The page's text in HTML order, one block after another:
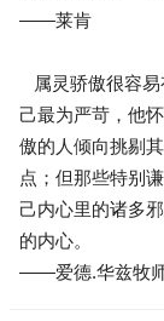
——莱肯
属灵骄傲很容易
己最为严苛，他
傲的人倾向挑剔
点；但那些特别
己内心里的诸多
的内心。
——爱德.华兹牧